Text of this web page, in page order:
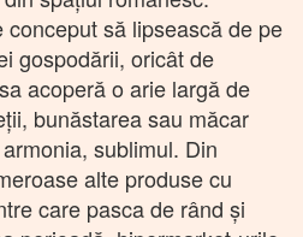
să lipsească de pe
gospodării, oricât de
acoperă o arie largă de
bunăstarea sau măcar
sublimul. Din
alte produse cu
care pasca de rând și